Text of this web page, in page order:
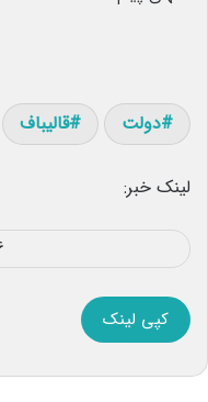
دولت قالیباف
لینک خبر:
کپی لینک